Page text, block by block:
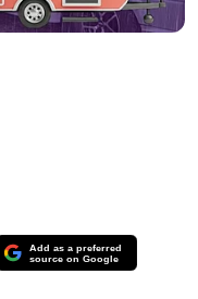
Add as a preferred
source on Google